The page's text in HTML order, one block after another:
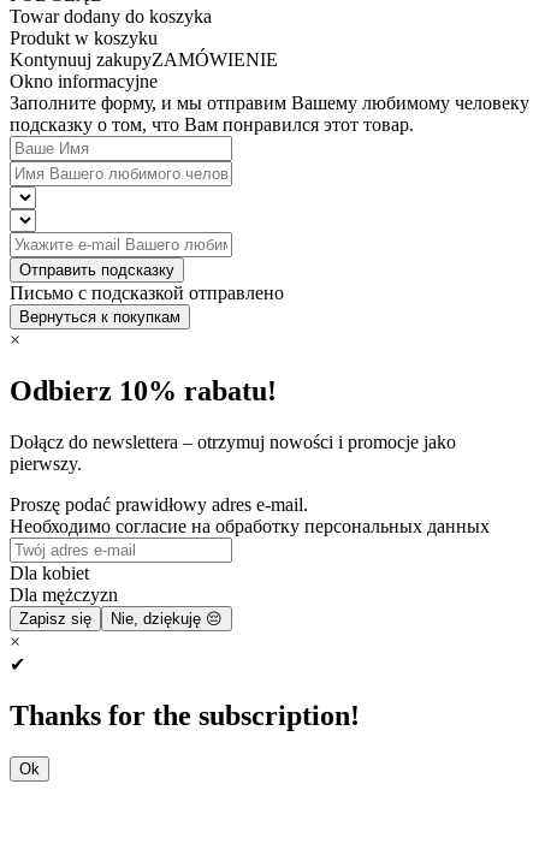
Towar dodany do koszyka
Produkt w koszyku
Kontynuuj zakupyZAMÓWIENIE
Okno informacyjne
Заполните форму, и мы отправим Вашему любимому человеку
подсказку о том, что Вам понравился этот товар.
Отправить подсказку
Письмо с подсказкой отправлено
Вернуться к покупкам
×
Odbierz 10% rabatu!
Dołącz do newslettera – otrzymuj nowości i promocje jako
pierwszy.
Proszę podać prawidłowy adres e-mail.
Необходимо согласие на обработку персональных данных
Dla kobiet
Dla mężczyzn
Zapisz się Nie, dziękuję 😔
×
✔
Thanks for the subscription!
Ok